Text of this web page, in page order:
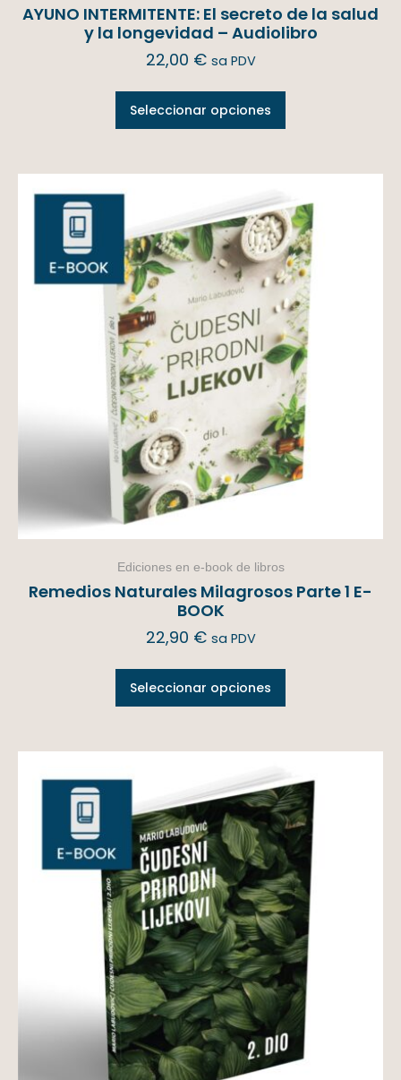
AYUNO INTERMITENTE: El secreto de la salud
y la longevidad – Audiolibro
22,00 € sa PDV
Seleccionar opciones
Ediciones en e-book de libros
Remedios Naturales Milagrosos Parte 1 E-
BOOK
22,90 € sa PDV
Seleccionar opciones